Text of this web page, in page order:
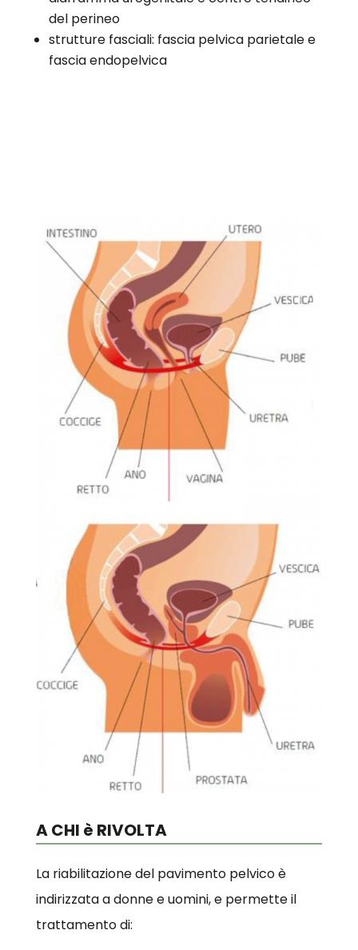
del perineo
strutture fasciali: fascia pelvica parietale e
fascia endopelvica
A CHI è RIVOLTA
La riabilitazione del pavimento pelvico è
indirizzata a donne e uomini, e permette il
trattamento di: